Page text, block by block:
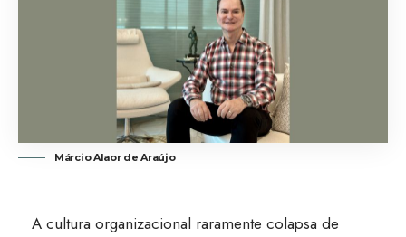
Márcio Alaor de Araújo
A cultura organizacional raramente colapsa de